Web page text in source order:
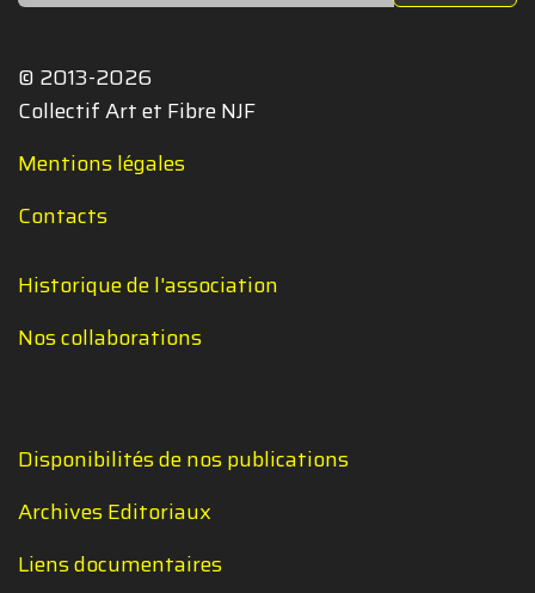
© 2013-2026
Collectif Art et Fibre NJF
Mentions légales
Contacts
Historique de l'association
Nos collaborations
Disponibilités de nos publications
Archives Editoriaux
Liens documentaires